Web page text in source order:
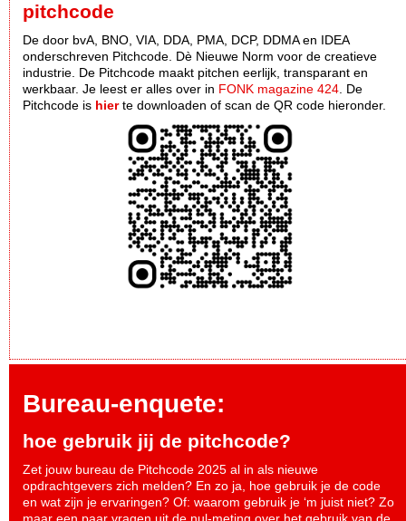
pitchcode
De door bvA, BNO, VIA, DDA, PMA, DCP, DDMA en IDEA
onderschreven Pitchcode. Dè Nieuwe Norm voor de creatieve
industrie. De Pitchcode maakt pitchen eerlijk, transparant en
werkbaar. Je leest er alles over in FONK magazine 424 . De
Pitchcode is hierte downloaden of scan de QR code hieronder.
Bureau-enquete:
hoe gebruik jij de pitchcode?
Zet jouw bureau de Pitchcode 2025 al in als nieuwe
opdrachtgevers zich melden? En zo ja, hoe gebruik je de code
en wat zijn je ervaringen? Of: waarom gebruik je ‘m juist niet? Zo